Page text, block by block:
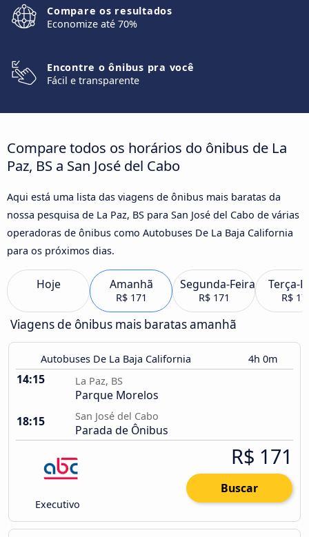
Compare os resultados
Economize até 70%
Encontre o ônibus pra você
Fácil e transparente
Compare todos os horários do ônibus de La
Paz, BS a San José del Cabo
Aqui está uma lista das viagens de ônibus mais baratas da
nossa pesquisa de La Paz, BS para San José del Cabo de várias
operadoras de ônibus como Autobuses De La Baja California
para os próximos dias.
Hoje Amanhã
R$ 171
Segunda-Feira
R$ 171
Terça-
R$
Viagens de ônibus mais baratas amanhã
Autobuses De La Baja California 4h 0m
14:15 La Paz, BS
Parque Morelos
18:15
San José del Cabo
Parada de Ônibus
Executivo
R$ 171
Buscar